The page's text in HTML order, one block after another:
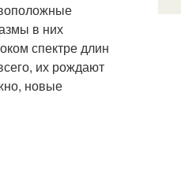
в них
спектре длин
их рождают
новые